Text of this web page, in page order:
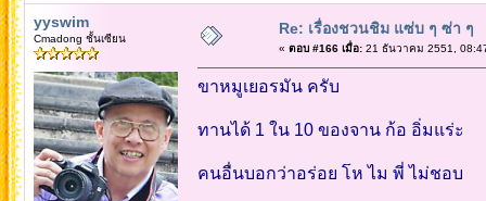
yyswim
Cmadong ชั้นเซียน
Re: เรื่องชวนชิม แซ่บ ๆ ซ่า ๆ
« ตอบ #166 เมื่อ:21 ธันวาคม 2551,
ขาหมูเยอรมัน ครับ
ทานได้ 1 ใน 10 ของจาน ก้อ อิ่มแร่ะ
คนอื่นบอกว่าอร่อย โห ไม พี่ ไม่ชอบ